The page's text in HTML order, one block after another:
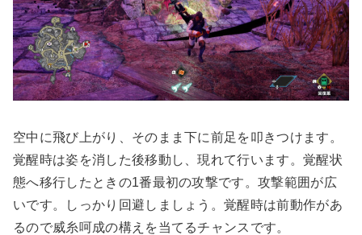
空中に飛び上がり、そのまま下に前足を叩きつけます。
覚醒時は姿を消した後移動し、現れて行います。覚醒状
態へ移行したときの1番最初の攻撃です 。攻撃範囲が広
いです。しっかり回避しましょう。覚醒時は前動作があ
るので威糸呵成の構えを当てるチャンスです。